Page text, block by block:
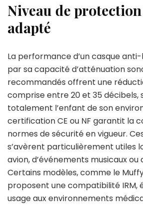
Niveau de
adapté
La performance d’un casque
par sa capacité d’atténuation
recommandés offrent une
comprise entre 20 et 35 décibels,
totalement l’enfant de son
certification CE ou NF garantit la
normes de sécurité en vigueur.
s’avèrent particulièrement utiles
avion, d’événements musicaux ou
Certains modèles, comme le
proposent une compatibilité IRM,
usage aux environnements